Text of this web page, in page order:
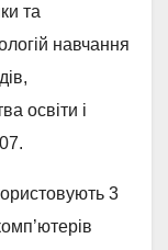
та
навчання
освіти і
3